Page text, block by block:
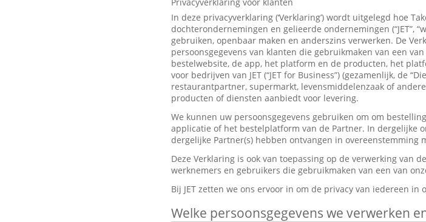
In deze privacyverklaring (‘Verklaring’) wordt uitgelegd hoe
dochterondernemingen en gelieerde ondernemingen (“JET”,
gebruiken, openbaar maken en anderszins verwerken. De
persoonsgegevens van klanten die gebruikmaken van een
bestelwebsite, de app, het platform en de producten, het
voor bedrijven van JET (“JET for Business”) (gezamenlijk, de
restaurantpartner, supermarkt, levensmiddelenzaak of
producten of diensten aanbiedt voor levering.
We kunnen uw persoonsgegevens gebruiken om om
applicatie of het bestelplatform van de Partner. In dergelijke
dergelijke Partner(s) hebben ontvangen in overeenstemming
Deze Verklaring is ook van toepassing op de verwerking van
werknemers en gebruikers die gebruikmaken van een van
Bij JET zetten we ons ervoor in om de privacy van iedereen in
Welke persoonsgegevens we verwerken